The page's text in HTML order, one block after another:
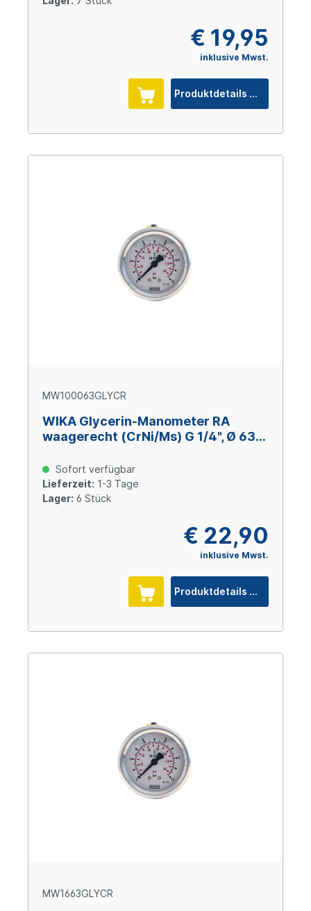
€ 19,95
inklusive Mwst.
Produktdetails
MW100063GLYCR
WIKA Glycerin-Manometer RA
waagerecht (CrNi/Ms) G 1/4", Ø 63
Sofort verfügbar
Lieferzeit: 1-3 Tage
Lager: 6 Stück
€ 22,90
inklusive Mwst.
Produktdetails
MW1663GLYCR